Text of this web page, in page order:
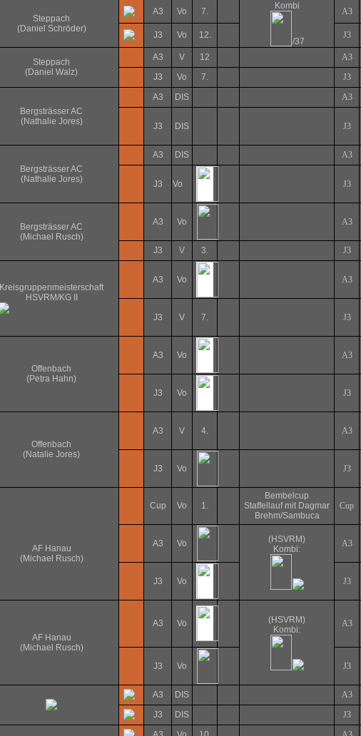
Steppach
(Daniel Schröder)
A3 Vo 7.
Kombi
/37
A3
J3 Vo 12. J3
Steppach
(Daniel Walz)
A3 V 12 A3
J3
Vo 7. J3
Bergsträsser AC
(Nathalie Jores)
A3 DIS A3
J3 DIS J3
Bergsträsser AC
(Nathalie Jores)
A3 DIS A3
J3 Vo J3
Bergsträsser AC
(Michael Rusch)
A3 Vo A3
J3 V 3. J3
Kreisgruppenmeisterschaft
HSVRM/KG II
A3 Vo A3
J3 V 7. J3
Offenbach
(Petra Hahn)
A3 Vo A3
J3 Vo J3
Offenbach
(Natalie Jores)
A3 V 4. A3
J3 Vo J3
AF Hanau
(Michael Rusch)
Cup Vo 1.
Bembelcup
Staffellauf mit Dagmar
Brehm/Sambuca
Cup
A3 Vo
(HSVRM)
Kombi:
A3
J3 Vo J3
AF Hanau
(Michael Rusch)
A3 Vo
(HSVRM)
Kombi:
A3
J3 Vo J3
A3 DIS A3
J3
DIS J3